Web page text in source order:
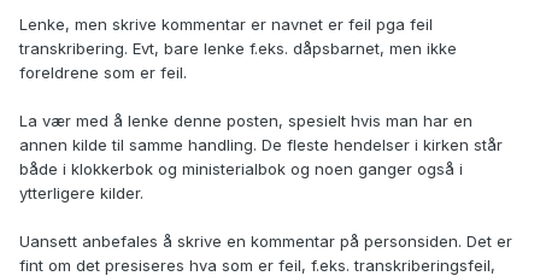
Lenke, men skrive kommentar er navnet er feil pga feil
transkribering. Evt, bare lenke f.eks. dåpsbarnet, men ikke
foreldrene som er feil.
La vær med å lenke denne posten, spesielt hvis man har en
annen kilde til samme handling. De fleste hendelser i kirken står
både i klokkerbok og ministerialbok og noen ganger også i
ytterligere kilder.
Uansett anbefales å skrive en kommentar på personsiden. Det er
fint om det presiseres hva som er feil, f.eks. transkriberingsfeil,